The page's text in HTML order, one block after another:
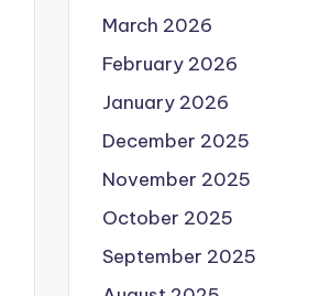
March 2026
February 2026
January 2026
December 2025
November 2025
October 2025
September 2025